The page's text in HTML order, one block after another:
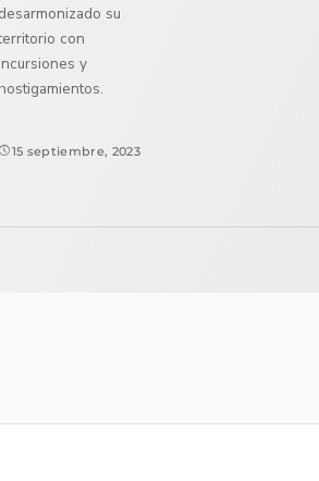
desarmonizado su
con
incursiones y
hostigamientos.
15 septiembre, 2023